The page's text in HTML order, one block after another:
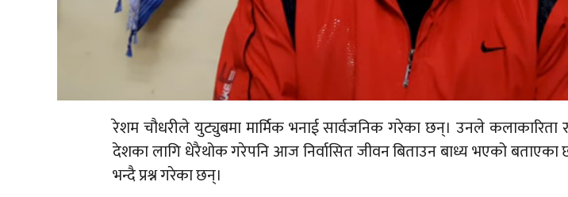
रेशम चौधरीले युट्युबमा मार्मिक भनाई सार्वजनिक गरेका छन्। उनले कलाकारिता
देशका लागि धेरैथोक गरेपनि आज निर्वासित जीवन बिताउन बाध्य भएको
भन्दै प्रश्न गरेका छन्।